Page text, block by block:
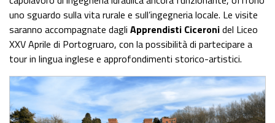
uno sguardo sulla vita rurale e sull’ingegneria locale. Le visite
saranno accompagnate dagli Apprendisti Ciceronidel Liceo
XXV Aprile di Portogruaro, con la possibilità di partecipare a
tour in lingua inglese e approfondimenti storico-artistici.